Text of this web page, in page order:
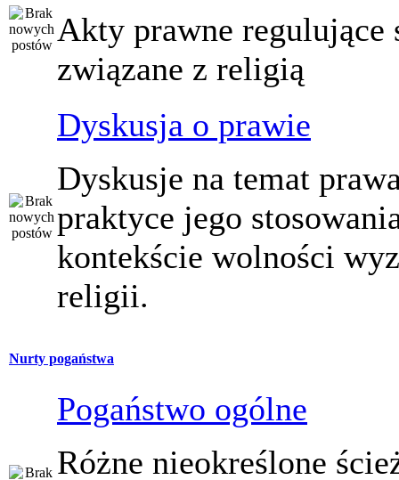
Akty prawne regulujące
związane z religią
Dyskusja o prawie
Dyskusje na temat
praktyce jego
kontekście wolności
religii.
Nurty pogaństwa
Pogaństwo ogólne
Różne nieokreślone